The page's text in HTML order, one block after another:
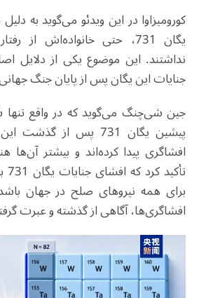
کورومیزاوا در این ویدئو می‌گوید به
یگان 731، حتی خانواده‌اش از
نداشتند. این موضوع یکی از دلایل
جنایات این یگان پس از پایان جنگ
جین شی‌چنگ می‌گوید که در واقع تنها
پیشین یگان 731 پس از
افشاگری پیدا کرده‌اند و بیشتر آن‌ها
برای همه نیروهای صلح در جهان
افشاگری‌ها، آگاهی از گذشته و عبرت